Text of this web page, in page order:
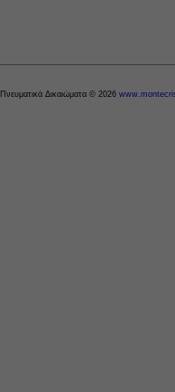
Πνευματικά Δικαιώματα © 2026